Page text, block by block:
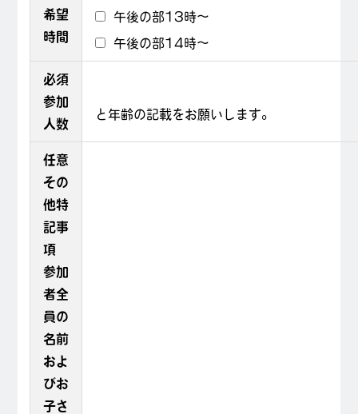
希望
時間
午後の部13時～
午後の部14時～
必須
参加
人数
と年齢の記載をお願いします。
任意
その
他特
記事
項
参加
者全
員の
名前
およ
びお
子さ